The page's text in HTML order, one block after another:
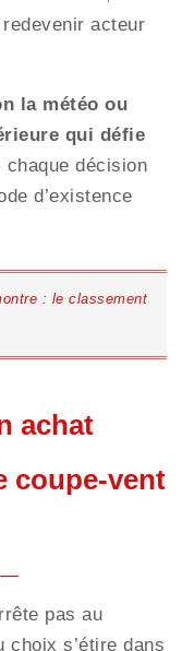
acteur
la météo ou
qui défie
chaque décision
d’existence
: le classement
achat
coupe-vent
pas au
choix s’étire dans